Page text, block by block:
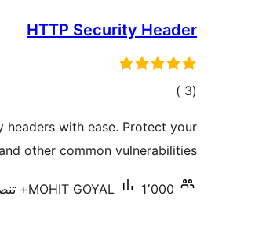
HTTP Security Header
(3
إجمالي)
headers with ease. Protect your
other common vulnerabilities.
MOHIT GOYAL 1٬000+ تنصيب نشط